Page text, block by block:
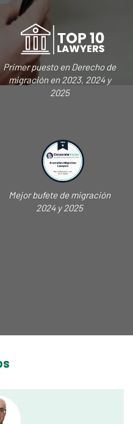
Primer puesto en Derecho de
migración en 2023, 2024 y
2025
Mejor bufete de migración
2024 y 2025